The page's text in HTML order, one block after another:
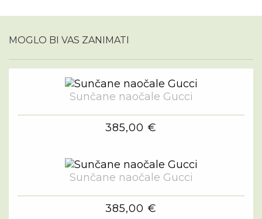
MOGLO BI VAS ZANIMATI
Sunčane naočale Gucci
385,00 €
Sunčane naočale Gucci
385,00 €